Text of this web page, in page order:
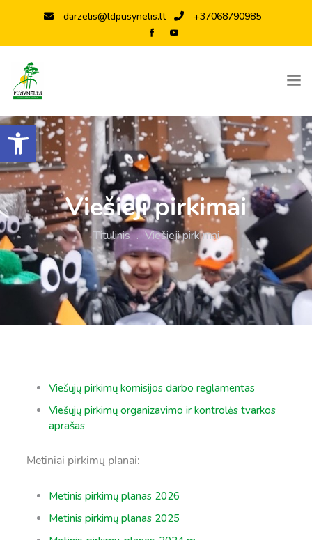
Open toolbar
darzelis@ldpusynelis.lt +37068790985
Viešieji pirkimai
Titulinis . Viešieji pirkimai
Viešųjų pirkimų komisijos darbo reglamentas
Viešųjų pirkimų organizavimo ir kontrolės tvarkos
aprašas
Metiniai pirkimų planai:
Metinis pirkimų planas 2026
Metinis pirkimų planas 2025